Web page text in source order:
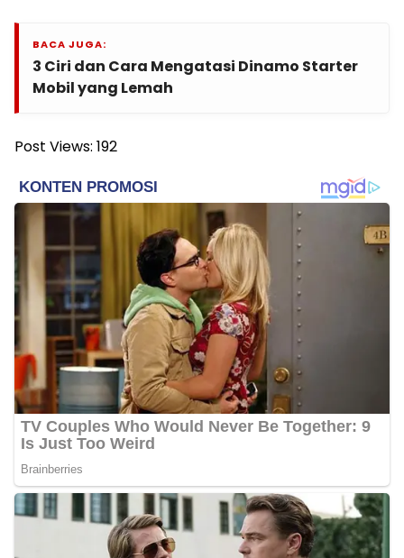
BACA JUGA:
3 Ciri dan Cara Mengatasi Dinamo Starter
Mobil yang Lemah
Post Views: 192